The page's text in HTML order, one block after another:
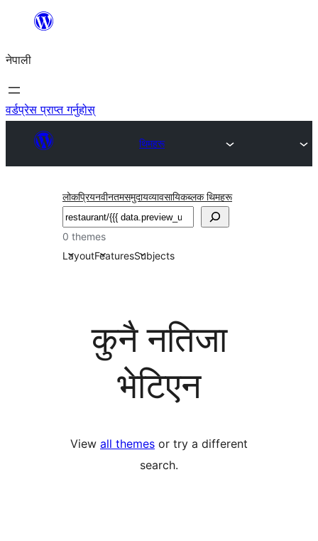
सामग्रीमा
नेपाली
वर्डप्रेस प्राप्त गर्नुहोस्
थिमहरू
लोकप्रियनवीनतमसमुदायव्यावसायिकब्लक थिमहरू
खोज्नुहोस्
0 themes
LayoutFeaturesSubjects
कुनै नतिजा
भेटिएन
View all themes or try a different
search.